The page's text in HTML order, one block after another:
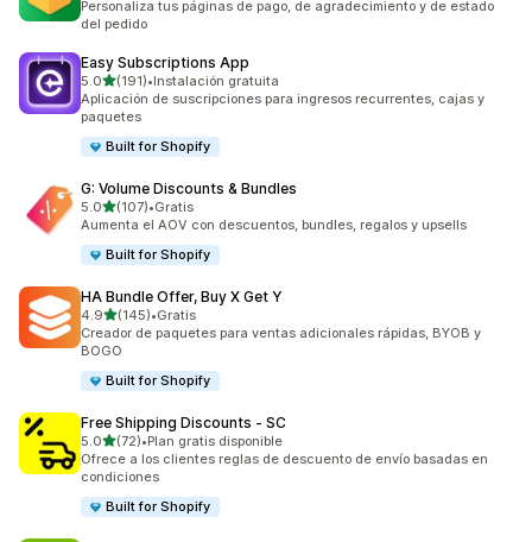
Personaliza tus páginas de pago, de agradecimiento y de estado
del pedido
Easy Subscriptions App
5.0de 5 estrellas
(191)
191 reseñas en total
•Instalación gratuita
Aplicación de suscripciones para ingresos recurrentes, cajas y
paquetes
Built for Shopify
G: Volume Discounts & Bundles
5.0de 5 estrellas
(107)
107 reseñas en total
•Gratis
Aumenta el AOV con descuentos, bundles, regalos y upsells
Built for Shopify
HA Bundle Offer, Buy X Get Y
4.9de 5 estrellas
(145)
145 reseñas en total
•Gratis
Creador de paquetes para ventas adicionales rápidas, BYOB y
BOGO
Built for Shopify
Free Shipping Discounts ‑ SC
5.0de 5 estrellas
(72)
72 reseñas en total
•Plan gratis disponible
Ofrece a los clientes reglas de descuento de envío basadas en
condiciones
Built for Shopify